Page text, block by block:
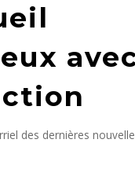
avec
des dernières